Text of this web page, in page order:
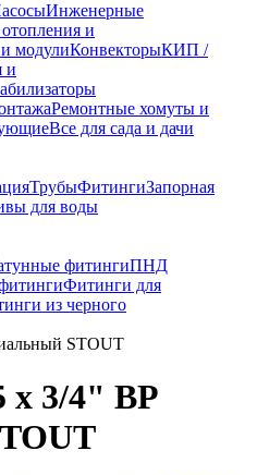
Инженерные
и
модулиКонвекторыКИП /
и
Ремонтные хомуты и
Все для сада и дачи
ТрубыФитингиЗапорная
для воды
фитингиПНД
Фитинги для
из черного
STOUT
х 3/4" ВР